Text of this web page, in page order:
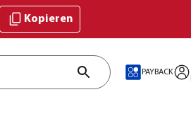
Kopieren
PAYBACK